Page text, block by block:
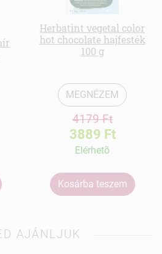
Herbatint vegetal color
hot chocolate hajfesték
100 g
MEGNÉZEM
4179 Ft
3889 Ft
Elérhetõ
Kosárba teszem
AJÁNLJUK